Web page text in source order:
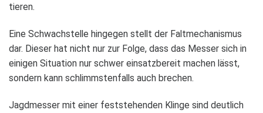
tie­ren.
Eine Schwach­stelle hin­ge­gen stellt der Falt­me­cha­nis­mus
dar. Die­ser hat nicht nur zur Folge, dass das Mes­ser sich in
eini­gen Situa­tion nur schwer ein­satz­be­reit machen lässt,
son­dern kann schlimms­ten­falls auch bre­chen.
Jagd­mes­ser mit einer fest­ste­hen­den Klinge sind deut­lich